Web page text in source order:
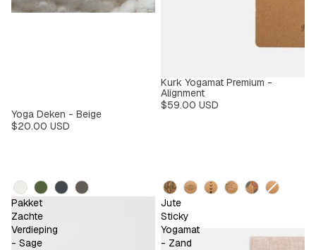
Yoga Deken - Beige
$20.00 USD
Kleur
Kurk Yogamat Premium -
Alignment
$59.00 USD
Design
Pakket
Zachte
Verdieping
- Sage
Jute
Sticky
Yogamat
- Zand